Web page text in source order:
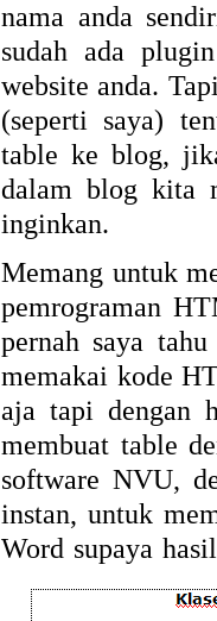
nama anda
sudah ada
website anda.
(seperti saya)
table ke blog,
dalam blog kita
inginkan.
Memang untuk
pemrograman
pernah saya
memakai kode
aja tapi dengan
membuat table
software NVU,
instan, untuk
Word supaya